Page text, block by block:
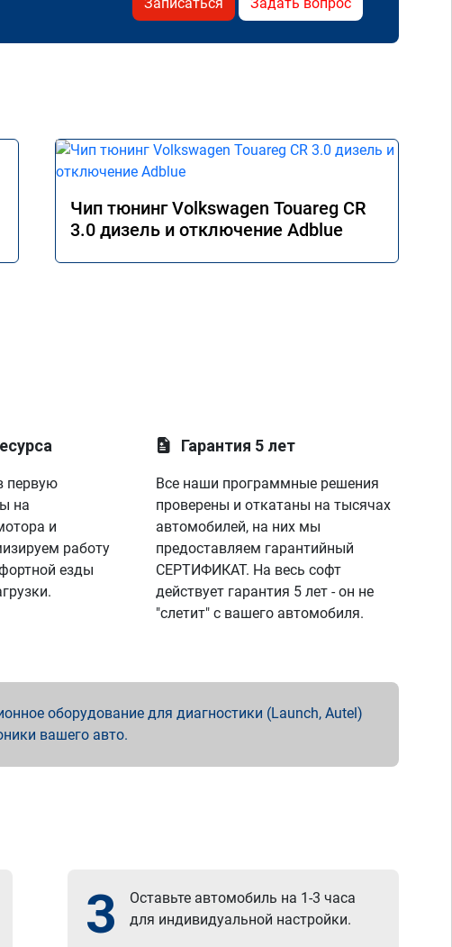
Чип тюнинг Volkswagen Touareg CR
3.0 дизель и отключение Adblue
первую
на
и
работу
езды
Гарантия 5 лет
Все наши программные решения
проверены и откатаны на тысячах
автомобилей, на них мы
предоставляем гарантийный
СЕРТИФИКАТ. На весь софт
действует гарантия 5 лет - он не
"слетит" с вашего автомобиля.
оборудование для диагностики (Launch, Autel)
вашего авто.
3
Оставьте автомобиль на 1-3 часа
для индивидуальной настройки.